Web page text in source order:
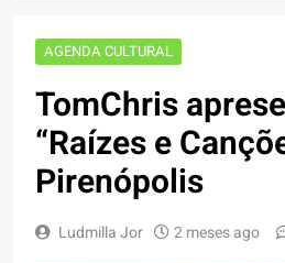
AGENDA CULTURAL
TomChris
“Raízes e
Pirenópolis
Ludmilla Jor 2 meses ago